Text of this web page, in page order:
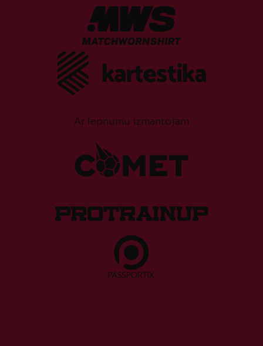
Ar lepnumu izmantojam